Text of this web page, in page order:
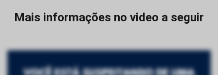
Mais informações no video a seguir